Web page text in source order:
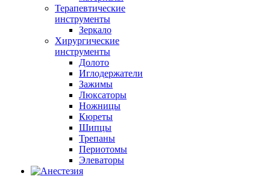
Терапевтические
инструменты
Зеркало
Хирургические
инструменты
Долото
Иглодержатели
Зажимы
Люксаторы
Ножницы
Кюреты
Шипцы
Трепаны
Периотомы
Элеваторы